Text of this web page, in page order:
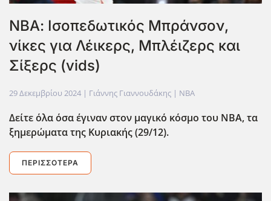
ΝΒΑ: Ισοπεδωτικός Μπράνσον,
νίκες για Λέικερς, Μπλέιζερς και
Σίξερς (vids)
29 Δεκεμβρίου 2024 | Γιάννης Γιαννουδάκης | NBA
Δείτε όλα όσα έγιναν στον μαγικό κόσμο του ΝΒΑ, τα
ξημερώματα της Κυριακής (29/12).
ΠΕΡΙΣΣΌΤΕΡΑ